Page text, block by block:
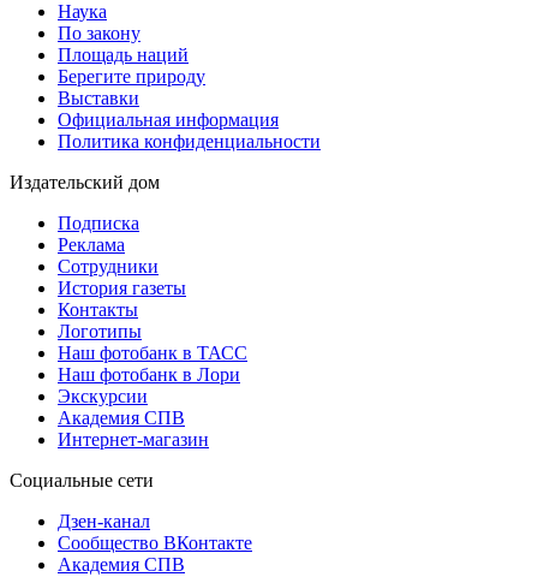
Наука
По закону
Площадь наций
Берегите природу
Выставки
Официальная информация
Политика конфиденциальности
Издательский дом
Подписка
Реклама
Сотрудники
История газеты
Контакты
Логотипы
Наш фотобанк в ТАСС
Наш фотобанк в Лори
Экскурсии
Академия СПВ
Интернет-магазин
Социальные сети
Дзен-канал
Сообщество ВКонтакте
Академия СПВ